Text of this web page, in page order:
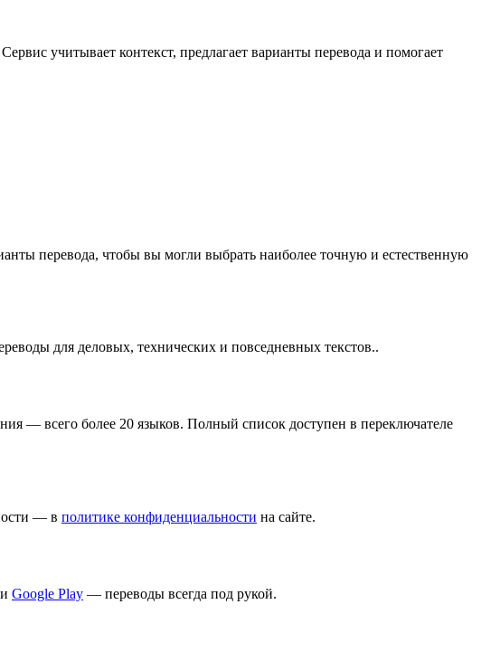
учитывает контекст, предлагает варианты перевода и помогает
перевода, чтобы вы могли выбрать наиболее точную и естественную
для деловых, технических и повседневных текстов..
— всего более 20 языков. Полный список доступен в переключателе
— в политике конфиденциальности на сайте.
и Google Play — переводы всегда под рукой.